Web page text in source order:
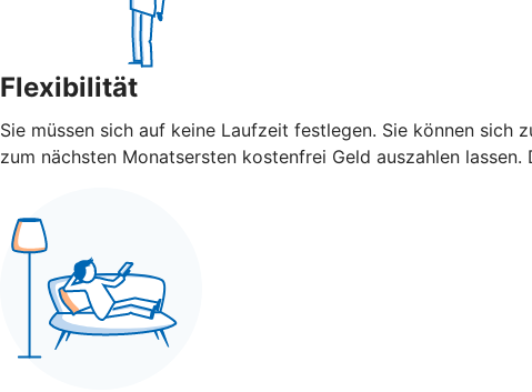
Flexibilität
Sie müssen sich auf keine Laufzeit festlegen. Sie können sich
zum nächsten Monatsersten kostenfrei Geld auszahlen